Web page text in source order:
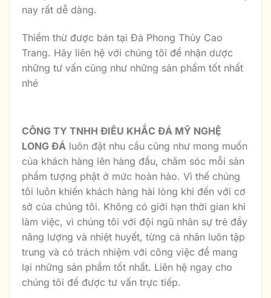
nay rất dễ dàng.
Thiềm thừ được bán tại Đá Phong Thủy Cao
Trang. Hãy liên hệ với chúng tôi để nhận dược
những tư vấn cũng như những sản phẩm tốt nhất
nhé
CÔNG TY TNHH ĐIÊU KHẮC ĐÁ MỸ NGHỆ
LONG ĐÁ luôn đặt nhu cầu cũng như mong muốn
của khách hàng lên hàng đầu, chăm sóc mỗi sản
phẩm tượng phật ở mức hoàn hảo. Vì thế chúng
tôi luôn khiến khách hàng hài lòng khi đến với cơ
sở của chúng tôi. Không có giới hạn thời gian khi
làm việc, vì chúng tôi với đội ngũ nhân sự trẻ đầy
năng lượng và nhiệt huyết, từng cá nhân luôn tập
trung và có trách nhiệm với công việc để mang
lại những sản phẩm tốt nhất. Liên hệ ngay cho
chúng tôi để được tư vấn trực tiếp.